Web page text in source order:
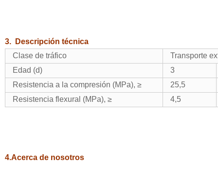
3.
Descripción técnica
Clase de tráfico
Transporte
Edad (d)
3
Resistencia a la compresión (MPa), ≥
25,5
Resistencia flexural (MPa), ≥
4,5
4.Acerca de nosotros